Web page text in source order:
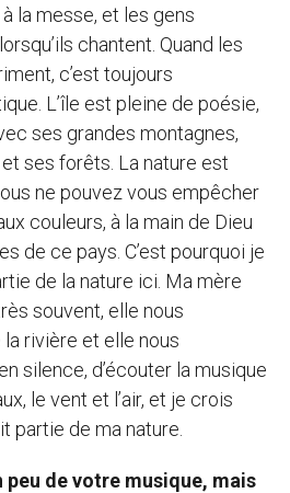
la messe, et les gens
chantent. Quand les
c’est toujours
L’île est pleine de poésie,
ses grandes montagnes,
ses forêts. La nature est
ne pouvez vous empêcher
couleurs, à la main de Dieu
de ce pays. C’est pourquoi je
de la nature ici. Ma mère
souvent, elle nous
rivière et elle nous
silence, d’écouter la musique
le vent et l’air, et je crois
partie de ma nature.
peu de votre musique, mais